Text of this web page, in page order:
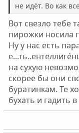
не идёт. Во как
Вот свезло тебе
пирожки носила
Ну у нас есть
на сухую
скорее бы они
буратинкам. Те
бухать и гадить